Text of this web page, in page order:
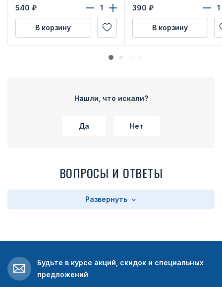
540 ₽
В корзину
удостоверения
390 ₽
В корзину
Нашли, что искали?
Да Нет
ВОПРОСЫ И ОТВЕТЫ
Развернуть
Будьте в курсе акций, скидок и специальных
предложений